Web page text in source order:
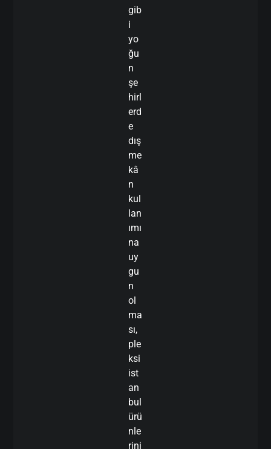
gib
i
yo
ğu
n
şe
hirl
erd
e
dış
me
kâ
n
kul
lan
ımı
na
uy
gu
n
ol
ma
sı,
ple
ksi
ist
an
bul
ürü
nle
rini